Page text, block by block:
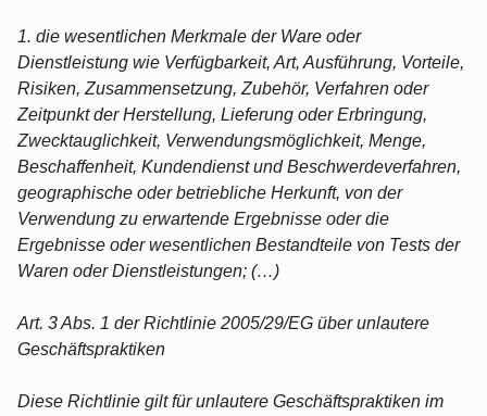
1. die wesentlichen Merkmale der Ware oder
Dienstleistung wie Verfügbarkeit, Art, Ausführung, Vorteile,
Risiken, Zusammensetzung, Zubehör, Verfahren oder
Zeitpunkt der Herstellung, Lieferung oder Erbringung,
Zwecktauglichkeit, Verwendungsmöglichkeit, Menge,
Beschaffenheit, Kundendienst und Beschwerdeverfahren,
geographische oder betriebliche Herkunft, von der
Verwendung zu erwartende Ergebnisse oder die
Ergebnisse oder wesentlichen Bestandteile von Tests der
Waren oder Dienstleistungen; (…)
Art. 3 Abs. 1 der Richtlinie 2005/29/EG über unlautere
Geschäftspraktiken
Diese Richtlinie gilt für unlautere Geschäftspraktiken im